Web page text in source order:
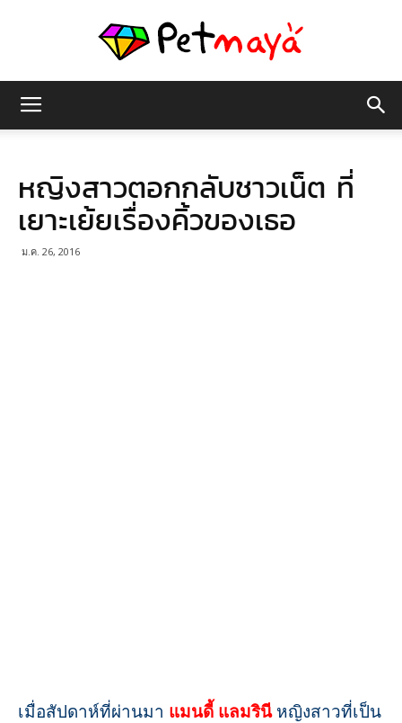
มายา
หญิงสาวตอกกลับชาวเน็ต ที่
เยาะเย้ยเรื่องคิ้วของเธอ
ม.ค. 26, 2016
เมื่อสัปดาห์ที่ผ่านมา แมนดี้ แลมรินีหญิงสาวที่เป็น